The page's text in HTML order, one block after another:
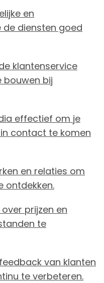
en
de diensten goed
klantenservice
bij
effectief om je
contact te komen
en relaties om
ontdekken.
prijzen en
te
van klanten
te verbeteren.